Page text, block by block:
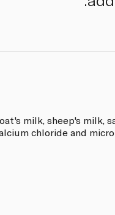
milk, sheep's milk,
chloride and